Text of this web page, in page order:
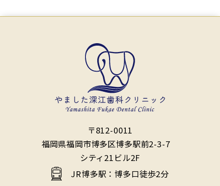
〒812-0011
福岡県福岡市博多区博多駅前2-3-7
シティ21ビル2F
JR博多駅：博多口徒歩2分